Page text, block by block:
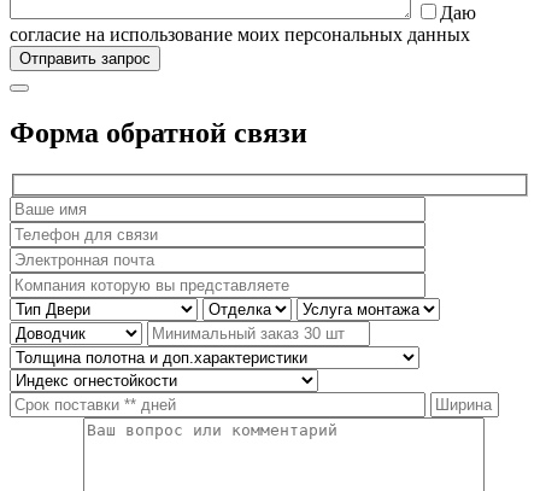
Даю
согласие на использование моих персональных данных
Форма обратной связи